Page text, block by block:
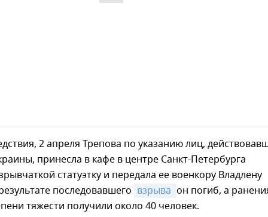
2 апреля Трепова по указанию лиц,
принесла в кафе в центре Санкт-Петербурга
статуэтку и передала ее военкору Владлену
последовавшего взрыва он погиб, а
тяжести получили около 40 человек.